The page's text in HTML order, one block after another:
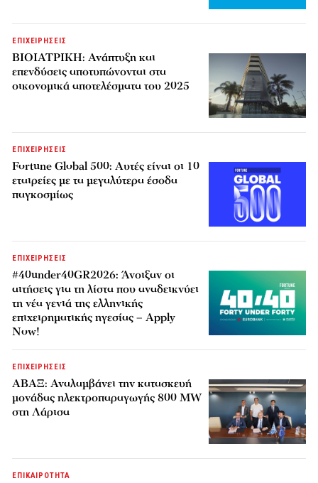
ΕΠΙΧΕΙΡΗΣΕΙΣ
ΒΙΟΙΑΤΡΙΚΗ: Ανάπτυξη και
επενδύσεις αποτυπώνονται στα
οικονομικά αποτελέσματα του 2025
ΕΠΙΧΕΙΡΗΣΕΙΣ
Fortune Global 500: Αυτές είναι οι 10
εταιρείες με τα μεγαλύτερα έσοδα
παγκοσμίως
ΕΠΙΧΕΙΡΗΣΕΙΣ
#40under40GR2026: Άνοιξαν οι
αιτήσεις για τη λίστα που αναδεικνύει
τη νέα γενιά της ελληνικής
επιχειρηματικής ηγεσίας – Apply
Now!
ΕΠΙΧΕΙΡΗΣΕΙΣ
ΑΒΑΞ: Αναλαμβάνει την κατασκευή
μονάδας ηλεκτροπαραγωγής 800 MW
στη Λάρισα
ΕΠΙΚΑΙΡΟΤΗΤΑ